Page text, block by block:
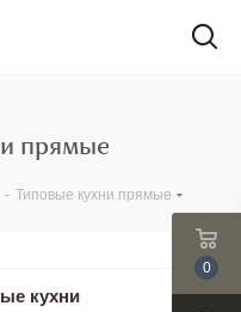
прямые
- Типовые кухни прямые
кухни
0